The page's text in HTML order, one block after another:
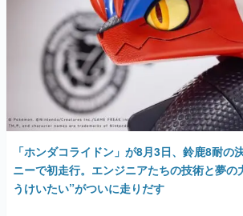
「ホンダコライドン」が8月3日、鈴鹿8耐の
ニーで初走行。エンジニアたちの技術と夢の
うけいたい”がついに走りだす